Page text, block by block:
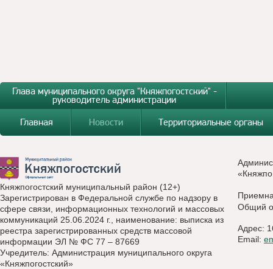
Глава муниципального округа "Княжпогостский" -
руководитель администрации
Главная
Новости Территориальные органы
Княжпогостский муниципальный район (12+)
Зарегистрирован в Федеральной службе по надзору в
сфере связи, информационных технологий и массовых
коммуникаций 25.06.2024 г., наименование: выписка из
реестра зарегистрированных средств массовой
информации ЭЛ № ФС 77 – 87669
Учредитель: Администрация муниципального округа
«Княжпогостский»
Общий
Адрес:
Email: